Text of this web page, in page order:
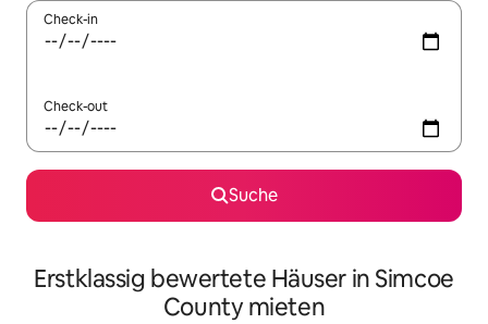
Check-in
Check-out
Suche
Erstklassig bewertete Häuser in Simcoe
County mieten